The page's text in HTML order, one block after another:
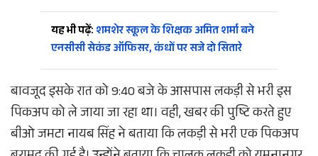
यह भी पढ़ें: शमशेर स्कूल के शिक्षक अमित शर्मा बने
एनसीसी सेकंड ऑफिसर, कंधों पर सजे दो सितारे
बावजूद इसके रात को 9:40 बजे के आसपास लकड़ी से भरी इस
पिकअप को ले जाया जा रहा था। वही, खबर की पुष्टि करते हुए
बीओ जमटा नायब सिंह ने बताया कि लकड़ी से भरी एक पिकअप